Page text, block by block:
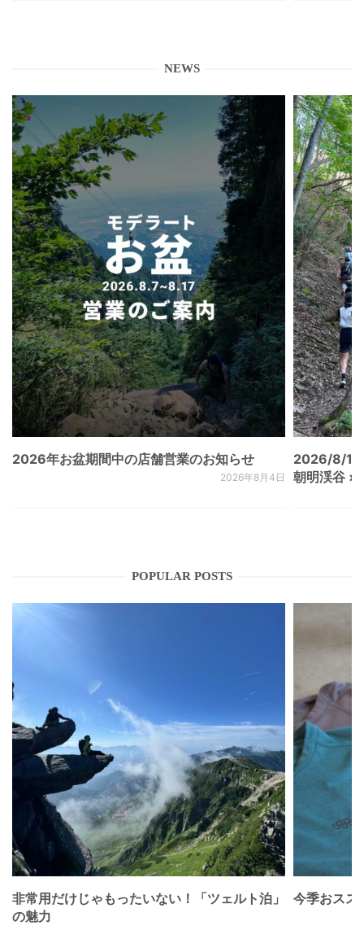
NEWS
2026年お盆期間中の店舗営業のお知らせ
2026年8月4日
2026/8/
朝明渓谷 ×
POPULAR POSTS
非常用だけじゃもったいない！「ツェルト泊」
の魅力
今季おスス